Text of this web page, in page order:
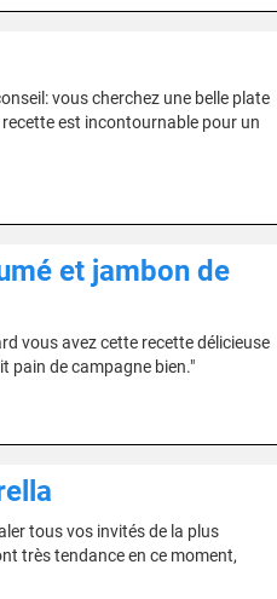
vous cherchez une belle plate
est incontournable pour un
et jambon de
vous avez cette recette délicieuse
pain de campagne bien."
tous vos invités de la plus
très tendance en ce moment,